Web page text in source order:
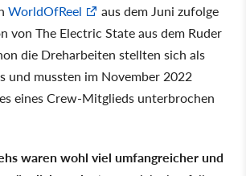
WorldOfReel
aus dem Juni zufolge
von The Electric State aus dem Ruder
die Dreharbeiten stellten sich als
und mussten im November 2022
eines Crew-Mitglieds unterbrochen
waren wohl viel umfangreicher und